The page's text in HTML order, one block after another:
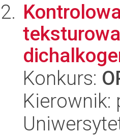
Konkurs:
Kierownik: